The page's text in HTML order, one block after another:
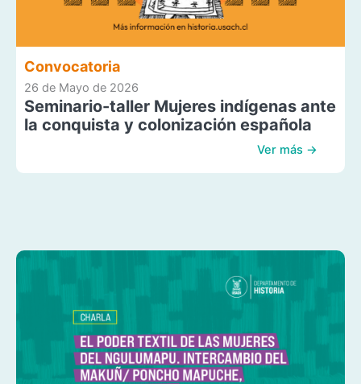
Convocatoria
26 de Mayo de 2026
Seminario-taller Mujeres indígenas ante
la conquista y colonización española
Ver más →